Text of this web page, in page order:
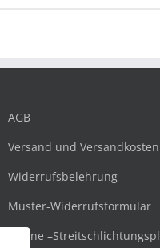
AGB
Versand und Versandkosten
Widerrufsbelehrung
Muster-Widerrufsformular
Online